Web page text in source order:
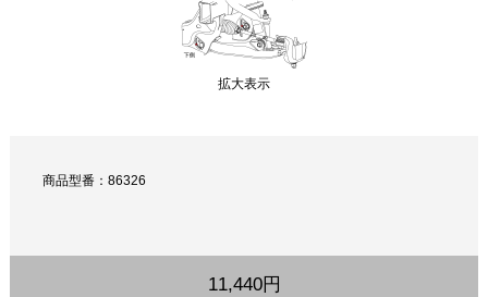
拡大表示
商品型番：86326
11,440円